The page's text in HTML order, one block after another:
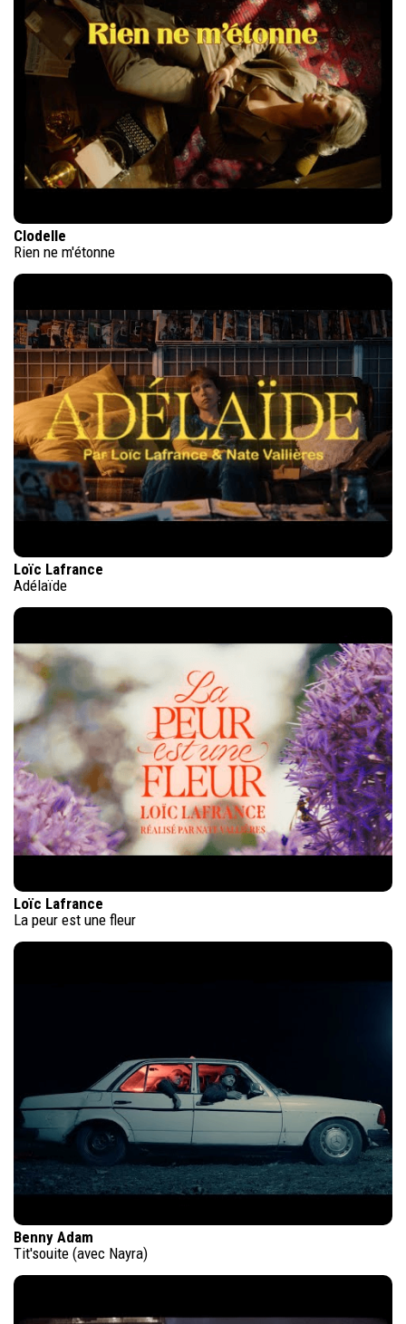
Clodelle
Rien ne m'étonne
Loïc Lafrance
Adélaïde
Loïc Lafrance
La peur est une fleur
Benny Adam
Tit'souite (avec Nayra)